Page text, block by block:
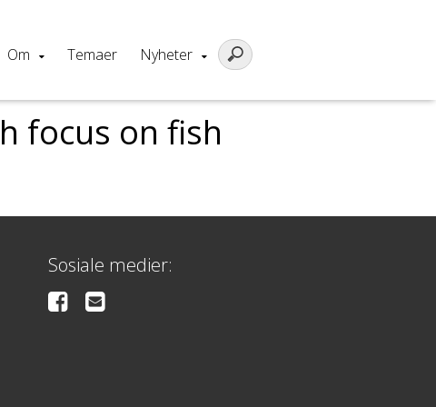
Om Temaer Nyheter
focus on fish
Sosiale medier: